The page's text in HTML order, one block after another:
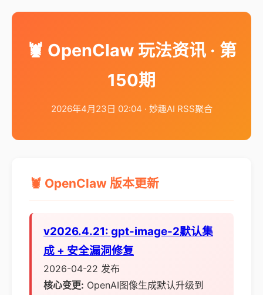
🦞 OpenClaw 玩法资讯 · 第
150期
2026年4月23日 02:04 · 妙趣AI RSS聚合
🦞 OpenClaw 版本更新
v2026.4.21: gpt-image-2默认集
成 + 安全漏洞修复
2026-04-22 发布
核心变更: OpenAI图像生成默认升级到